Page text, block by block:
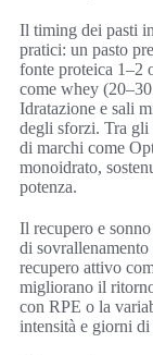
Il timing dei pasti
pratici: un pasto
fonte proteica 1–2
come whey
Idratazione e sali
degli sforzi. Tra
di marchi come
monoidrato,
potenza.
Il recupero e
di
recupero attivo
migliorano il
con RPE o la
intensità e giorni